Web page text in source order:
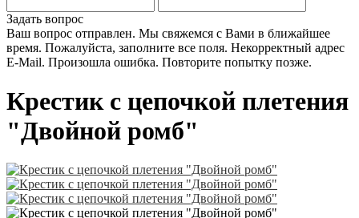
Задать вопрос
Ваш вопрос отправлен. Мы свяжемся с Вами в ближайшее
время. Пожалуйста, заполните все поля. Некорректный адрес
E-Mail. Произошла ошибка. Повторите попытку позже.
Крестик с цепочкой плетения
"Двойной ромб"